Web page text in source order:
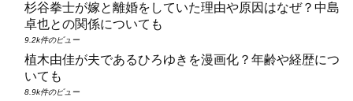
杉谷拳士が嫁と離婚をしていた理由や原因はなぜ？中島
卓也との関係についても
9.2k件のビュー
植木由佳が夫であるひろゆきを漫画化？年齢や経歴につ
いても
8.9k件のビュー